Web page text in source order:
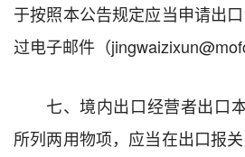
于按照本公告规定应当申请出
过电子邮件（
七、境内出口经营者出口
所列两用物项，应当在出口报